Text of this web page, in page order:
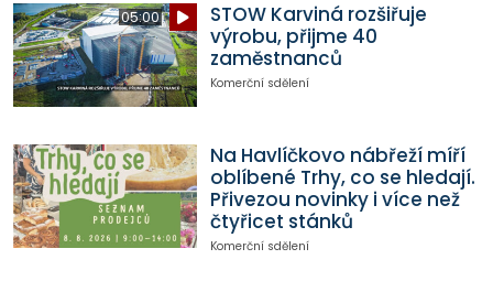
05:00
STOW Karviná rozšiřuje
výrobu, přijme 40
zaměstnanců
Komerční sdělení
Na Havlíčkovo nábřeží míří
oblíbené Trhy, co se hledají.
Přivezou novinky i více než
čtyřicet stánků
Komerční sdělení